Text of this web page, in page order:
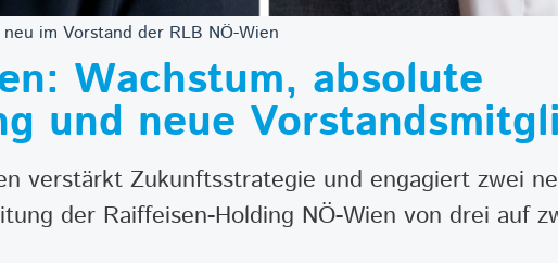
im Vorstand der RLB NÖ-Wien
Wachstum, absolute
und neue
verstärkt Zukunftsstrategie und engagiert zwei
der Raiffeisen-Holding NÖ-Wien von drei auf